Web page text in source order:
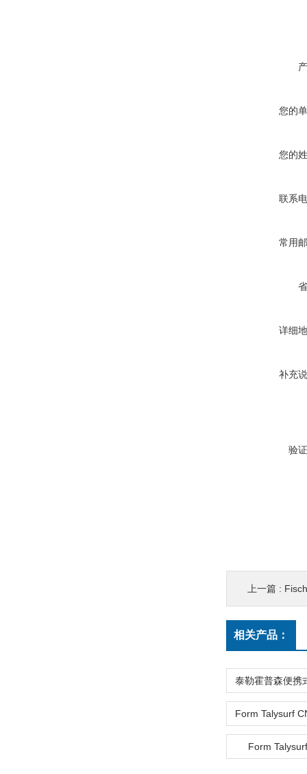
您的
您的
联系
常用
详细
补充
验
上一篇 :
相关产品：
Form